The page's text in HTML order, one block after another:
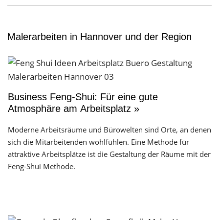
Malerarbeiten in Hannover und der Region
Business Feng-Shui: Für eine gute
Atmosphäre am Arbeitsplatz »
Moderne Arbeitsräume und Bürowelten sind Orte, an denen
sich die Mitarbeitenden wohlfühlen. Eine Methode für
attraktive Arbeitsplätze ist die Gestaltung der Räume mit der
Feng-Shui Methode.